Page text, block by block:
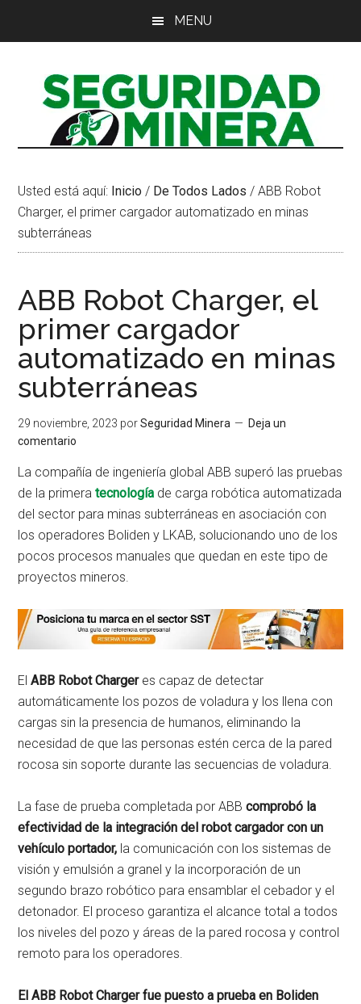
principal
MENU
Usted está aquí: Inicio / De Todos Lados / ABB Robot
Charger, el primer cargador automatizado en minas
subterráneas
ABB Robot Charger, el
primer cargador
automatizado en minas
subterráneas
29 noviembre, 2023 porSeguridad Minera
Deja un
comentario
La compañía de ingeniería global ABB superó las pruebas
de la primeratecnología de carga robótica automatizada
del sector para minas subterráneas en asociación con
los operadores Boliden y LKAB, solucionando uno de los
pocos procesos manuales que quedan en este tipo de
proyectos mineros.
ElABB Robot Chargeres capaz de detectar
automáticamente los pozos de voladura y los llena con
cargas sin la presencia de humanos, eliminando la
necesidad de que las personas estén cerca de la pared
rocosa sin soporte durante las secuencias de voladura.
La fase de prueba completada por ABBcomprobó la
efectividad de la integración del robot cargador con un
vehículo portador, la comunicación con los sistemas de
visión y emulsión a granel y la incorporación de un
segundo brazo robótico para ensamblar el cebador y el
detonador. El proceso garantiza el alcance total a todos
los niveles del pozo y áreas de la pared rocosa y control
remoto para los operadores.
El ABB Robot Charger fue puesto a prueba en Boliden